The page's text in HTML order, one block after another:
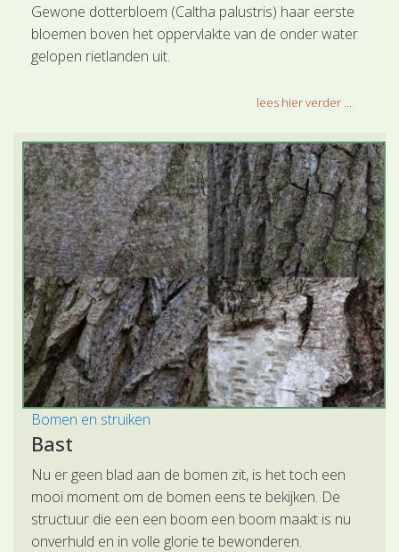
Gewone dotterbloem (Caltha palustris) haar eerste
bloemen boven het oppervlakte van de onder water
gelopen rietlanden uit.
lees hier verder ...
Bomen en struiken
Bast
Nu er geen blad aan de bomen zit, is het toch een
mooi moment om de bomen eens te bekijken. De
structuur die een een boom een boom maakt is nu
onverhuld en in volle glorie te bewonderen.